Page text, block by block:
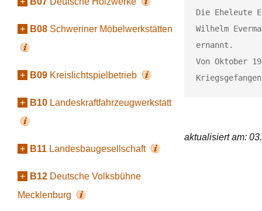
+ B08 Schweriner Möbelwerkstätten
+ B09 Kreislichtspielbetrieb
+ B10 Landeskraftfahrzeugwerkstatt
+ B11 Landesbaugesellschaft
+ B12 Deutsche Volksbühne
Mecklenburg
Die Eheleute
Wilhelm
ernannt.
Von Oktober
aktualisiert am: